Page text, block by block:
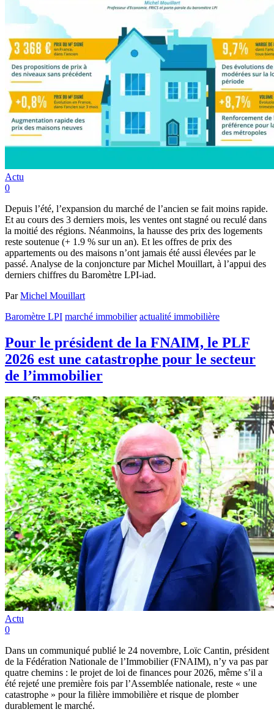
Actu
0
Depuis l’été, l’expansion du marché de l’ancien se fait moins rapide.
Et au cours des 3 derniers mois, les ventes ont stagné ou reculé dans
la moitié des régions. Néanmoins, la hausse des prix des logements
reste soutenue (+ 1.9 % sur un an). Et les offres de prix des
appartements ou des maisons n’ont jamais été aussi élevées par le
passé. Analyse de la conjoncture par Michel Mouillart, à l’appui des
derniers chiffres du Baromètre LPI-iad.
ParMichel Mouillart
Baromètre LPI marché immobilier actualité immobilière
Pour le président de la FNAIM, le PLF
2026 est une catastrophe pour le secteur
de l’immobilier
Actu
0
Dans un communiqué publié le 24 novembre, Loïc Cantin, président
de la Fédération Nationale de l’Immobilier (FNAIM), n’y va pas par
quatre chemins : le projet de loi de finances pour 2026, même s’il a
été rejeté une première fois par l’Assemblée nationale, reste « une
catastrophe » pour la filière immobilière et risque de plomber
durablement le marché.